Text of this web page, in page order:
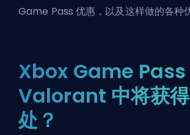
Game Pass 优惠，以及这样做的各种优
Xbox Game Pass
Valorant 中将获
处？